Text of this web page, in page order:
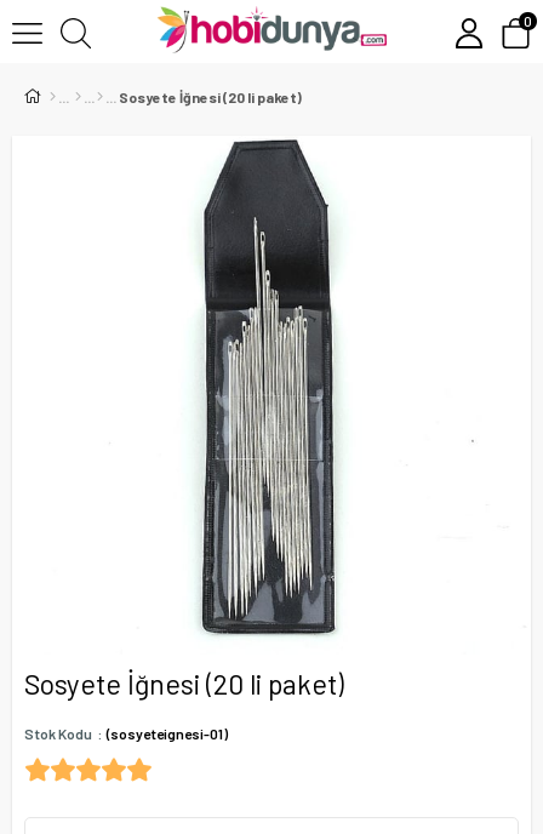
0
Sosyete İğnesi (20 li paket)
Sosyete İğnesi (20 li paket)
Stok Kodu (sosyeteignesi-01)